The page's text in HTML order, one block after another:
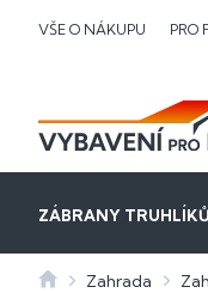
VŠE O NÁKUPU PRO
ZÁBRANY TRUHLÍKŮ
DomůZahrada